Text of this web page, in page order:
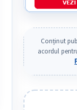
Conținut
acordul